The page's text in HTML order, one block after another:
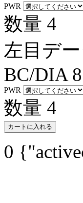
PWR
数量 4
左目デ
BC/DIA
PWR
数量 4
カートに入れる
0